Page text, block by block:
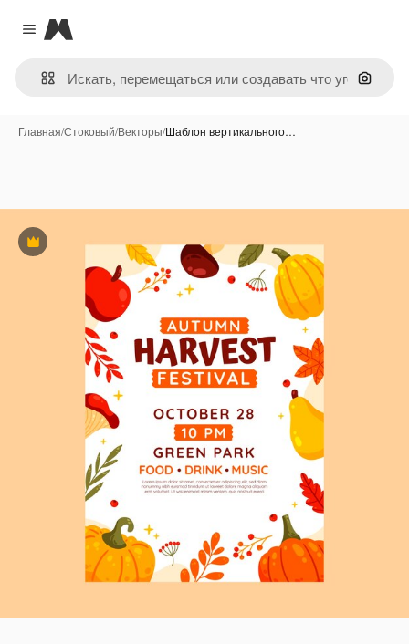
Close menu
Magnific
Поиск
Главная/Стоковый/Векторы/Шаблон вертикального…
Премиум